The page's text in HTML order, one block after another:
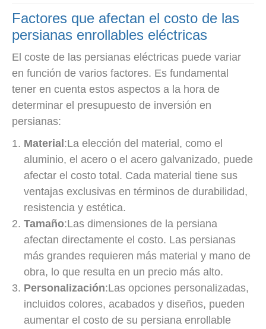
Factores que afectan el costo de las
persianas enrollables eléctricas
El coste de las persianas eléctricas puede variar
en función de varios factores. Es fundamental
tener en cuenta estos aspectos a la hora de
determinar el presupuesto de inversión en
persianas:
Material:La elección del material, como el
aluminio, el acero o el acero galvanizado, puede
afectar el costo total. Cada material tiene sus
ventajas exclusivas en términos de durabilidad,
resistencia y estética.
Tamaño:Las dimensiones de la persiana
afectan directamente el costo. Las persianas
más grandes requieren más material y mano de
obra, lo que resulta en un precio más alto.
Personalización:Las opciones personalizadas,
incluidos colores, acabados y diseños, pueden
aumentar el costo de su persiana enrollable